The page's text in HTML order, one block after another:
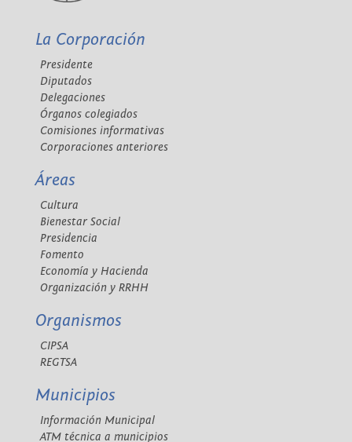
La Corporación
Presidente
Diputados
Delegaciones
Órganos colegiados
Comisiones informativas
Corporaciones anteriores
Áreas
Cultura
Bienestar Social
Presidencia
Fomento
Economía y Hacienda
Organización y RRHH
Organismos
CIPSA
REGTSA
Municipios
Información Municipal
ATM técnica a municipios